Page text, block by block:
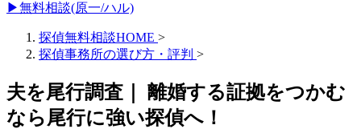
▶無料相談(原一/ハル)
探偵無料相談HOME >
探偵事務所の選び方・評判 >
夫を尾行調査｜ 離婚する証拠をつかむ
なら尾行に強い探偵へ！